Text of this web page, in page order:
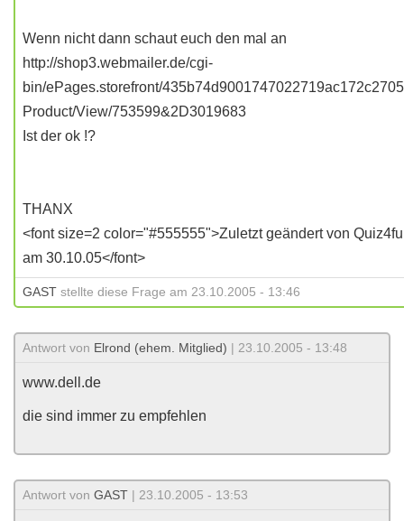
Wenn nicht dann schaut euch den mal an
http://shop3.webmailer.de/cgi-
bin/ePages.storefront/
Product/View/753599&2D3019683
Ist der ok !?
THANX
<font size=2 color="#555555">Zuletzt geändert von
am 30.10.05</font>
GAST stellte diese Frage am 23.10.2005 - 13:46
Antwort von Elrond (ehem. Mitglied) | 23.10.2005 - 13:48
www.dell.de
die sind immer zu empfehlen
Antwort von GAST | 23.10.2005 - 13:53